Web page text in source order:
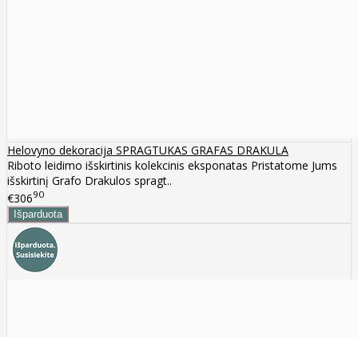
Helovyno dekoracija SPRAGTUKAS GRAFAS DRAKULA
Riboto leidimo išskirtinis kolekcinis eksponatas Pristatome Jums
išskirtinį Grafo Drakulos spragt..
€30690